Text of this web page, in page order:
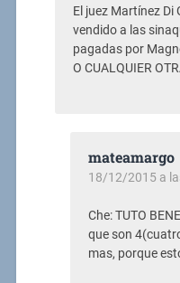
El juez Martínez Di
vendido a las
pagadas por
O CUALQUIER
mateamargo
18/12/2015 a
Che: TUTO
que son
mas, porque